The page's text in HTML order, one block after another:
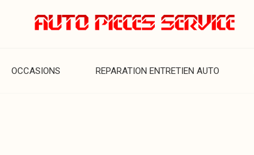
OCCASIONS REPARATION ENTRETIEN AUTO